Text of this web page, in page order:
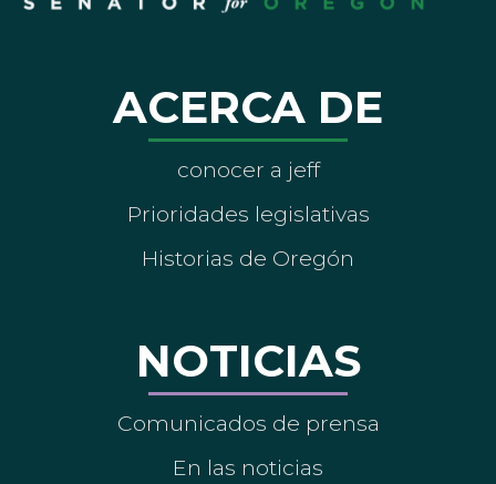
ACERCA DE
conocer a jeff
Prioridades legislativas
Historias de Oregón
NOTICIAS
Comunicados de prensa
En las noticias